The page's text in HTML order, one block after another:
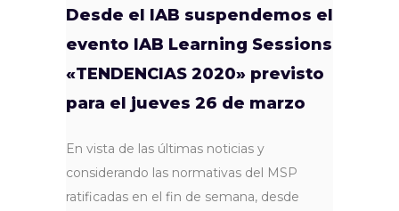
Desde el IAB suspendemos el
evento IAB Learning Sessions
«TENDENCIAS 2020» previsto
para el jueves 26 de marzo
En vista de las últimas noticias y
considerando las normativas del MSP
ratificadas en el fin de semana, desde